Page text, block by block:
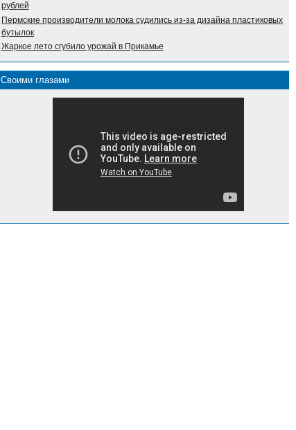
рублей
Пермские производители молока судились из-за дизайна пластиковых
бутылок
Жаркое лето сгубило урожай в Прикамье
Своими глазами